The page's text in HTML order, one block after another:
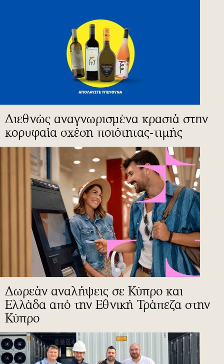
Διεθνώς αναγνωρισμένα κρασιά στην
κορυφαία σχέση ποιότητας-τιμής
Δωρεάν αναλήψεις σε Κύπρο και
Ελλάδα από την Εθνική Τράπεζα στην
Κύπρο